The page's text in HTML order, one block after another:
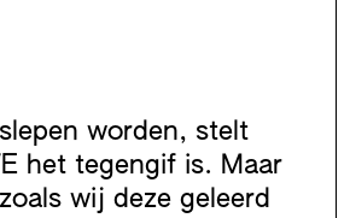
worden, stelt
het tegengif is. Maar
wij deze geleerd